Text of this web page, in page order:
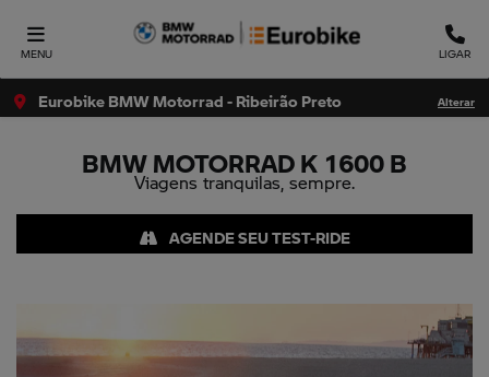
MENU LIGAR
Eurobike BMW Motorrad - Ribeirão Preto Alterar
BMW MOTORRADK 1600 B
Viagens tranquilas, sempre.
AGENDE SEU TEST-RIDE